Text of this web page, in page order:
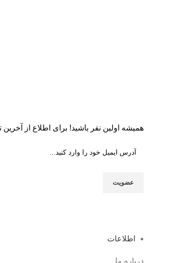
همیشه اولین نفر باشید! برای اطلاع از آخرین
اطلاعات
درباره ما